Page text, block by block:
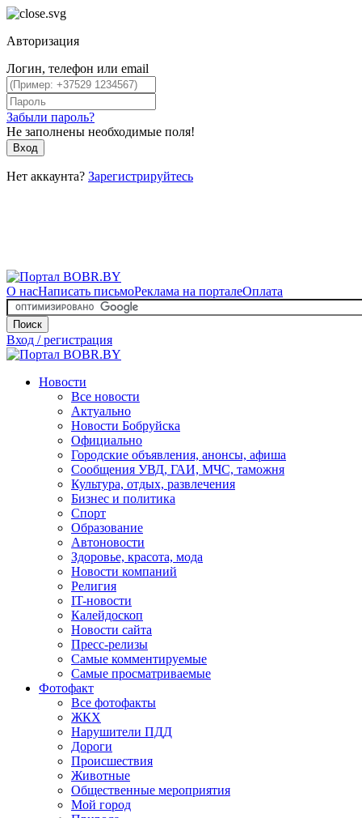
Авторизация
Логин, телефон или email
Забыли пароль?
Не заполнены необходимые поля!
Вход
Нет аккаунта? Зарегистрируйтесь
О насНаписать письмоРеклама на порталеОплата
Поиск
Вход / регистрация
Новости
Все новости
Актуально
Новости Бобруйска
Официально
Городские объявления, анонсы, афиша
Сообщения УВД, ГАИ, МЧС, таможня
Культура, отдых, развлечения
Бизнес и политика
Спорт
Образование
Автоновости
Здоровье, красота, мода
Новости компаний
Религия
IT-новости
Калейдоскоп
Новости сайта
Пресс-релизы
Самые комментируемые
Самые просматриваемые
Фотофакт
Все фотофакты
ЖКХ
Нарушители ПДД
Дороги
Происшествия
Животные
Общественные мероприятия
Мой город